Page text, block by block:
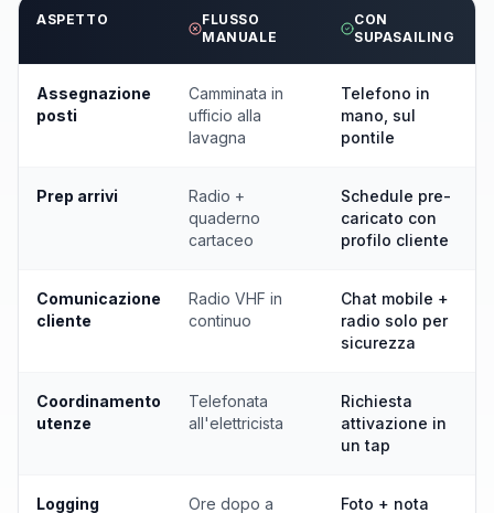
ASPETTO
FLUSSO
MANUALE
CON
SUPASAILING
Assegnazione
posti
Camminata in
ufficio alla
lavagna
Telefono in
mano, sul
pontile
Prep arrivi
Radio +
quaderno
cartaceo
Schedule pre-
caricato con
profilo cliente
Comunicazione
cliente
Radio VHF in
continuo
Chat mobile +
radio solo per
sicurezza
Coordinamento
utenze
Telefonata
all'elettricista
Richiesta
attivazione in
un tap
Logging Ore dopo a Foto + nota